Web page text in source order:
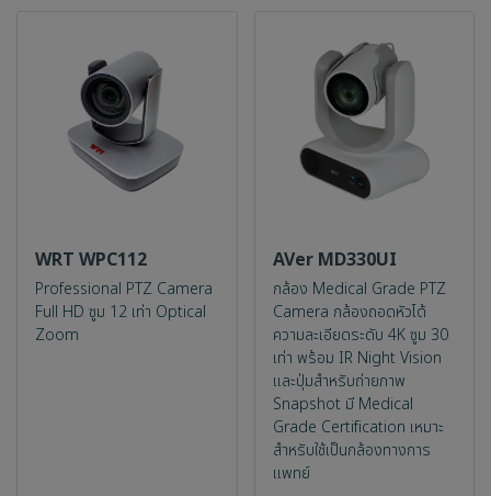
WRT WPC112
Professional PTZ Camera
Full HD ซูม 12 เท่า Optical
Zoom
AVer MD330UI
กล้อง Medical Grade PTZ
Camera กล้องถอดหัวได้
ความละเอียดระดับ 4K ซูม 30
เท่า พร้อม IR Night Vision
และปุ่มสำหรับถ่ายภาพ
Snapshot มี Medical
Grade Certification เหมาะ
สำหรับใช้เป็นกล้องทางการ
แพทย์